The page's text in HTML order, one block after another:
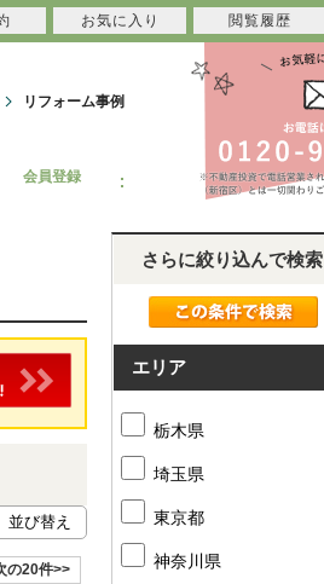
リフォーム事例
会員登録
の20件>>
さらに絞り込んで検索
エリア
栃木県
埼玉県
東京都
神奈川県
お気に入り 閲覧履歴